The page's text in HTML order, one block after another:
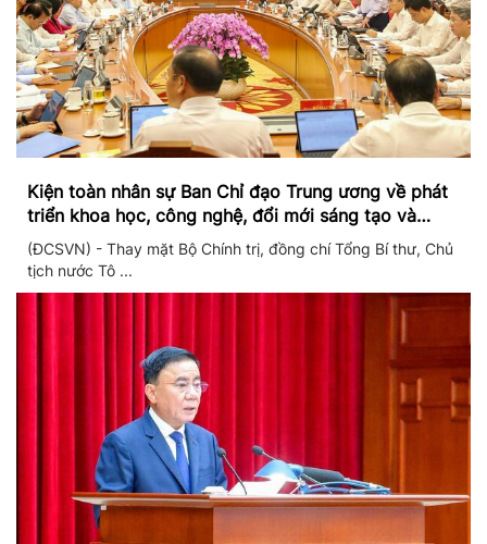
Kiện toàn nhân sự Ban Chỉ đạo Trung ương về phát
triển khoa học, công nghệ, đổi mới sáng tạo và
chuyển đổi số
(ĐCSVN) - Thay mặt Bộ Chính trị, đồng chí Tổng Bí thư, Chủ
tịch nước Tô ...